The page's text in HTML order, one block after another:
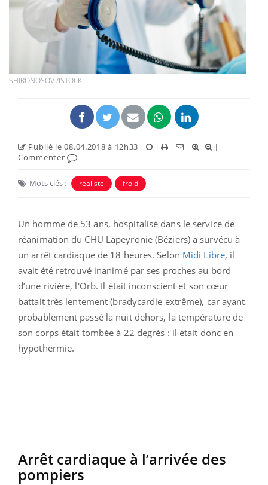
SHIRONOSOV /ISTOCK
Publié le 08.04.2018 à 12h33 | | | |
|
Commenter
Mots clés : réaliste froid
Un homme de 53 ans, hospitalisé dans le service de
réanimation du CHU Lapeyronie (Béziers) a survécu à
un arrêt cardiaque de 18 heures. Selon Midi Libre, il
avait été retrouvé inanimé par ses proches au bord
d’une rivière, l'Orb. Il était inconscient et son cœur
battait très lentement (bradycardie extrême), car ayant
probablement passé la nuit dehors, la température de
son corps était tombée à 22 degrés : il était donc en
hypothermie.
Arrêt cardiaque à l’arrivée des
pompiers